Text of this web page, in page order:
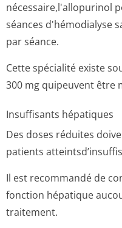
nécessaire,l'a­llopurinol
séances d'hémodialyse
par séance.
Cette spécialité existe
300 mg quipeuvent être
Insuffisants hépatiques
Des doses réduites
patients
Il est recommandé de
fonction hépatique
traitement.